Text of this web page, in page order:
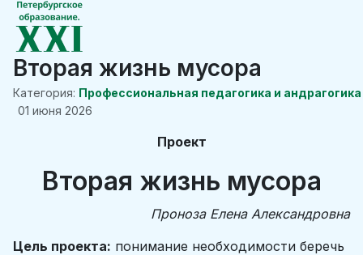
Вторая жизнь мусора
Категория: Профессиональная педагогика и андрагогика
01 июня 2026
Проект
Вторая жизнь мусора
Проноза Елена Александровна
Цель проекта: понимание необходимости беречь